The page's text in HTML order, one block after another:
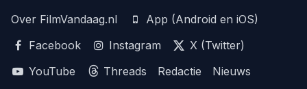
Over FilmVandaag.nl
App (Android en iOS)
Facebook
Instagram
X (Twitter)
YouTube
Threads Redactie
Nieuws